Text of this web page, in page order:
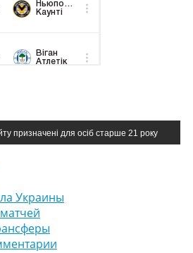
призначені для осіб старше 21 року
Украины